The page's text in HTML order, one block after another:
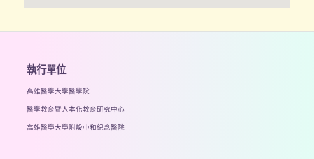
執行單位
高雄醫學大學醫學院
醫學教育暨人本化教育研究中心
高雄醫學大學附設中和紀念醫院